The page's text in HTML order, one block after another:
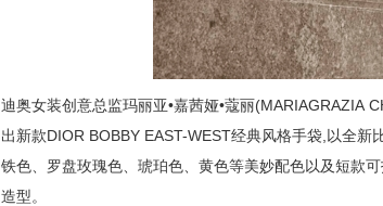
迪奥女装创意总监玛丽亚•嘉茜娅•蔻丽(MARIAGRAZIA
出新款DIOR BOBBY EAST-WEST经典风格手袋,以全新
铁色、罗盘玫瑰色、琥珀色、黄色等美妙配色以及短款
造型。